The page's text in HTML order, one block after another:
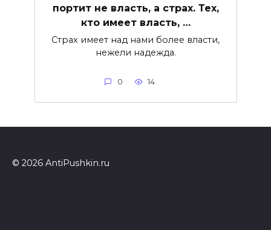
портит не власть, а страх. Тех,
кто имеет власть, …
Страх имеет над нами более власти,
нежели надежда.
0 14
© 2026 AntiPushkin.ru